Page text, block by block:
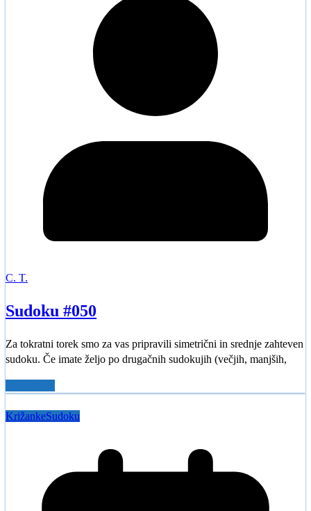
C. T.
Sudoku #050
Za tokratni torek smo za vas pripravili simetrični in srednje zahteven
sudoku. Če imate željo po drugačnih sudokujih (večjih, manjših,
KrižankeSudoku